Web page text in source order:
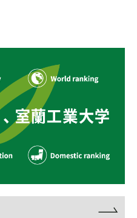
分野別に評価し、ランク付
育、研究、論文の被引用
指標に基づいて決定されて
く評価されました。
分野では、日本の大学は
～31位に位置していま
ベースとした教育力」
きる理工系学生の育成に邁